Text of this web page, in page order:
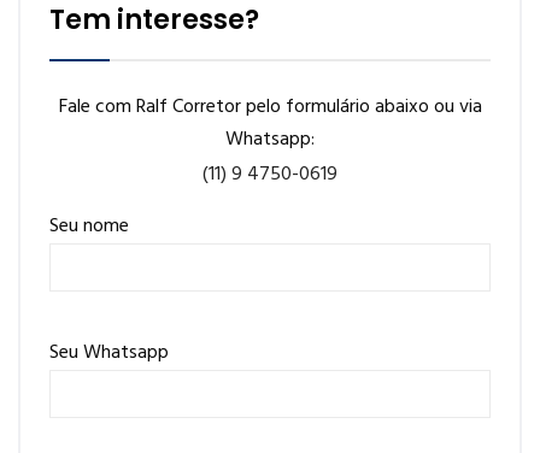
Tem interesse?
Fale com Ralf Corretor pelo formulário abaixo ou via
Whatsapp:
(11) 9 4750-0619
Seu nome
Seu Whatsapp